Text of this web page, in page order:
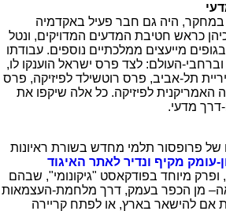
במחקר, היה גם חבר פעיל באקדמיה
כראש חטיבת המדעים המדויקים, ונטל
מייעצים ממלכתיים נוספים. עבודתו
העולם: לצד פרס ישראל הוענקו לו,
תל-אביב, פרס רוטשילד לפיזיקה, פרס
לפיזיקה. כל אלה שיקפו את
דרך מדעי.
של פרופסור תלמי מחדש בשורת ראיונות
עומק מקיף ונדיר לאתר האיגוד
, ופרק מיוחד בפודקאסט "גיקונומי", שבהם
– מן הכפר בעמק, דרך מלחמת-העצמאות
אם להישאר בארץ, או לפתח קריירה